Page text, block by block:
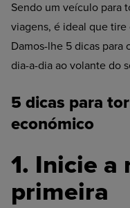
Sendo um veículo para
viagens, é ideal que
Damos-lhe 5 dicas para
dia-a-dia ao volante do
5 dicas para
económico
1. Inicie a
primeira